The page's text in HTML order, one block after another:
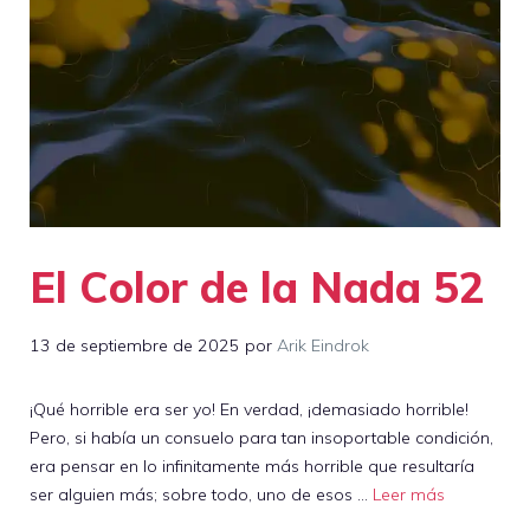
El Color de la Nada 52
13 de septiembre de 2025 por Arik Eindrok
¡Qué horrible era ser yo! En verdad, ¡demasiado horrible!
Pero, si había un consuelo para tan insoportable condición,
era pensar en lo infinitamente más horrible que resultaría
ser alguien más; sobre todo, uno de esos … Leer más